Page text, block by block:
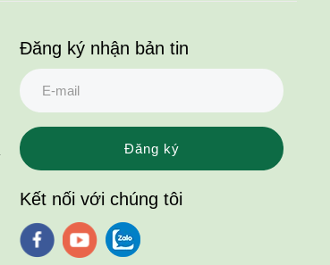
Đăng ký nhận bản tin
Đăng ký
Kết nối với chúng tôi